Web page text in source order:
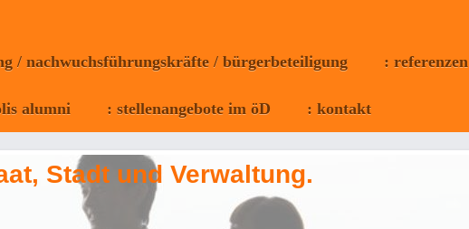
/ nachwuchsführungskräfte / bürgerbeteiligung : referenzen
alumni : stellenangebote im öD : kontakt
Stadt und Verwaltung.